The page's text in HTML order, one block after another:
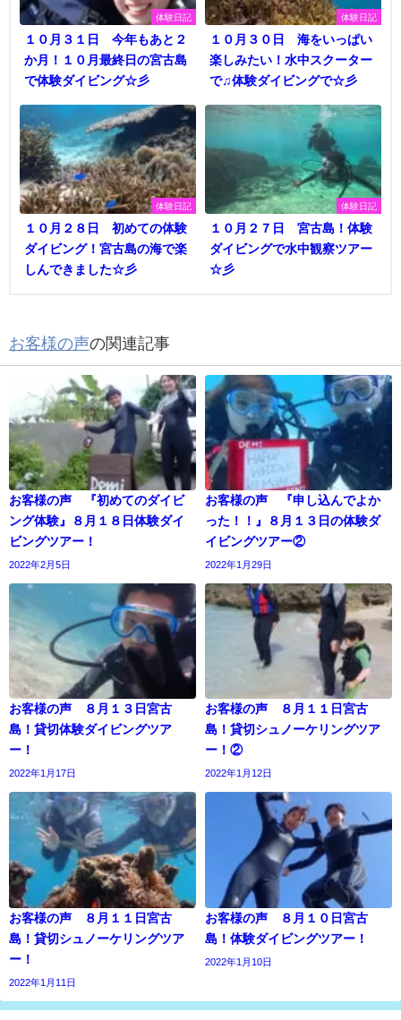
体験日記
１０月３１日 今年もあと２
か月！１０月最終日の宮古島
で体験ダイビング☆彡
体験日記
１０月３０日 海をいっぱい
楽しみたい！水中スクーター
で♫体験ダイビングで☆彡
体験日記
１０月２８日 初めての体験
ダイビング！宮古島の海で楽
しんできました☆彡
体験日記
１０月２７日 宮古島！体験
ダイビングで水中観察ツアー
☆彡
お客様の声の関連記事
お客様の声 『初めてのダイビ
ング体験』８月１８日体験ダイ
ビングツアー！
2022年2月5日
お客様の声 『申し込んでよか
った！！』８月１３日の体験ダ
イビングツアー②
2022年1月29日
お客様の声 ８月１３日宮古
島！貸切体験ダイビングツア
ー！
2022年1月17日
お客様の声 ８月１１日宮古
島！貸切シュノーケリングツア
ー！②
2022年1月12日
お客様の声 ８月１１日宮古
島！貸切シュノーケリングツア
ー！
2022年1月11日
お客様の声 ８月１０日宮古
島！体験ダイビングツアー！
2022年1月10日